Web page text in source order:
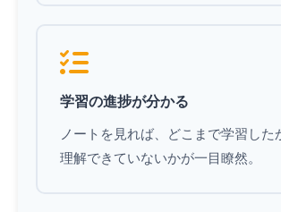
学習の進捗が分かる
ノートを見れば、どこまで学習した
理解できていないかが一目瞭然。